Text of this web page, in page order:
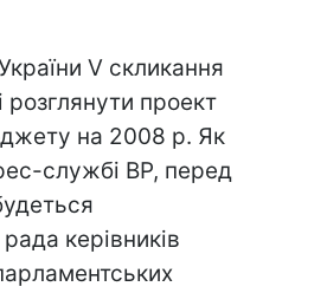
V скликання
розглянути проект
на 2008 р. Як
службі ВР, перед
керівників